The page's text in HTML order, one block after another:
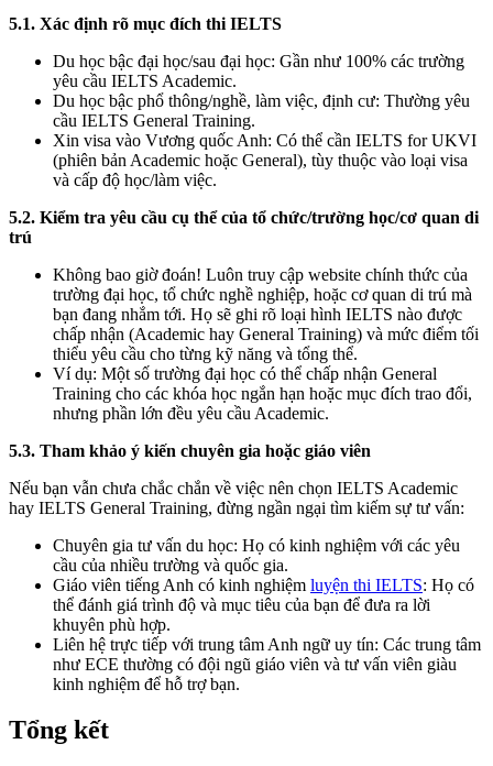
5.1. Xác định rõ mục đích thi IELTS
Du học bậc đại học/sau đại học: Gần như 100% các trường
yêu cầu IELTS Academic.
Du học bậc phổ thông/nghề, làm việc, định cư: Thường yêu
cầu IELTS General Training.
Xin visa vào Vương quốc Anh: Có thể cần IELTS for UKVI
(phiên bản Academic hoặc General), tùy thuộc vào loại visa
và cấp độ học/làm việc.
5.2. Kiểm tra yêu cầu cụ thể của tổ chức/trường học/cơ quan di
trú
Không bao giờ đoán! Luôn truy cập website chính thức của
trường đại học, tổ chức nghề nghiệp, hoặc cơ quan di trú mà
bạn đang nhắm tới. Họ sẽ ghi rõ loại hình IELTS nào được
chấp nhận (Academic hay General Training) và mức điểm tối
thiểu yêu cầu cho từng kỹ năng và tổng thể.
Ví dụ: Một số trường đại học có thể chấp nhận General
Training cho các khóa học ngắn hạn hoặc mục đích trao đổi,
nhưng phần lớn đều yêu cầu Academic.
5.3. Tham khảo ý kiến chuyên gia hoặc giáo viên
Nếu bạn vẫn chưa chắc chắn về việc nên chọn IELTS Academic
hay IELTS General Training, đừng ngần ngại tìm kiếm sự tư vấn:
Chuyên gia tư vấn du học: Họ có kinh nghiệm với các yêu
cầu của nhiều trường và quốc gia.
Giáo viên tiếng Anh có kinh nghiệm luyện thi IELTS: Họ có
thể đánh giá trình độ và mục tiêu của bạn để đưa ra lời
khuyên phù hợp.
Liên hệ trực tiếp với trung tâm Anh ngữ uy tín: Các trung tâm
như ECE thường có đội ngũ giáo viên và tư vấn viên giàu
kinh nghiệm để hỗ trợ bạn.
Tổng kết